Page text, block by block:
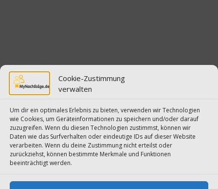
Cookie-Zustimmung
verwalten
Um dir ein optimales Erlebnis zu bieten, verwenden wir Technologien
wie Cookies, um Geräteinformationen zu speichern und/oder darauf
zuzugreifen. Wenn du diesen Technologien zustimmst, können wir
Daten wie das Surfverhalten oder eindeutige IDs auf dieser Website
verarbeiten. Wenn du deine Zustimmung nicht erteilst oder
zurückziehst, können bestimmte Merkmale und Funktionen
beeinträchtigt werden.